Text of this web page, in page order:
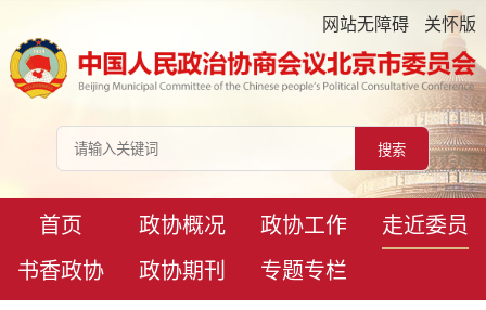
网站无障碍 关怀版
首页 政协概况 政协工作
走近委员
书香政协
政协期刊 专题专栏